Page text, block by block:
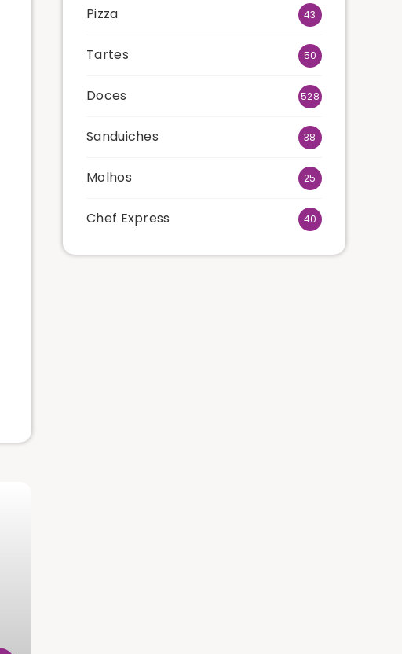
Pizza 43
Tartes 50
Doces 528
Sanduiches 38
Molhos 25
Chef Express 40